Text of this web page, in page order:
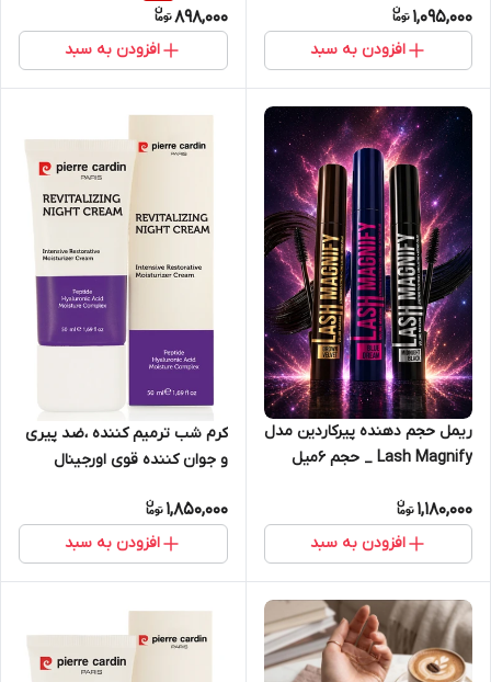
1,095,000
افزودن به سبد
898,000
افزودن به سبد
ریمل حجم دهنده پیرکاردین مدل
Lash Magnify _ حجم 6میل
1,180,000
افزودن به سبد
کرم شب ترمیم کننده ،ضد پیری
و جوان کننده قوی اورجینال
1,850,000
افزودن به سبد